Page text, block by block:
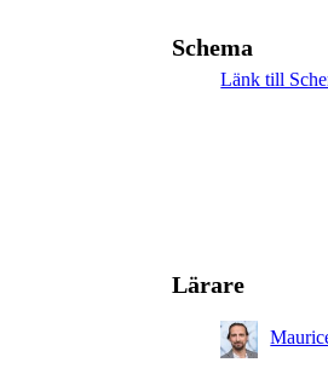
Schema
Länk till
Lärare